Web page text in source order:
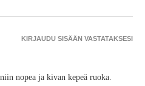
nopea ja kivan kepeä ruoka.
KIRJAUDU SISÄÄN VASTATAKSESI